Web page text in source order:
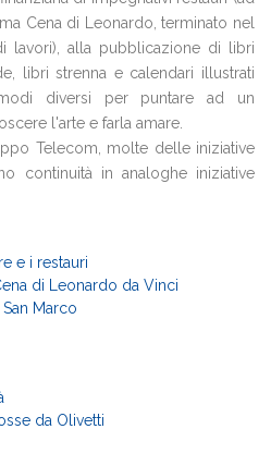
Cena di Leonardo, terminato nel
lavori), alla pubblicazione di libri
libri strenna e calendari illustrati
diversi per puntare ad un
l'arte e farla amare.
Telecom, molte delle iniziative
continuità in analoghe iniziative
e i restauri
di Leonardo da Vinci
Marco
da Olivetti